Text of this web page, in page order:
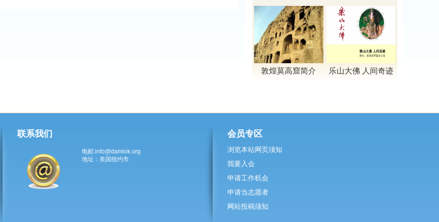
05 老鼠给猫攒着
2016-05-16
06 “证件”的神奇作用
2016-04-04
01 【视频】禅宗
2025-07-04
03 2025-04-05
04
05 恭敬经典
06
拍
教宗派的祖庭
敦煌莫高窟简介 乐山大佛 人间奇迹
联系我们
电邮:info@damiok.org
地址：美国纽约市
会员专区
浏览本站网页须知
我要入会
申请工作机会
申请当志愿者
网站投稿须知